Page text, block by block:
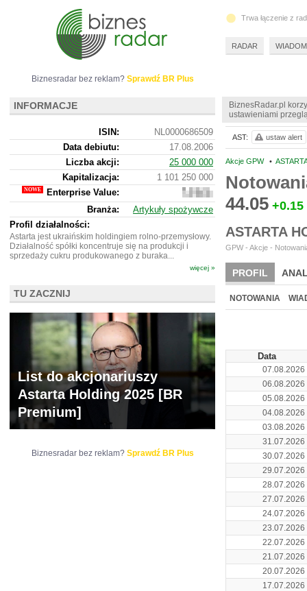
BiznesRadar.pl
ustawieniami
Akcje GPW •
44.05 +0.15
ASTARTA
GPW - Akcje -
PROFIL
BR LAB
NOTOWANIA
Data
07.08.2026
06.08.2026
05.08.2026
04.08.2026
03.08.2026
31.07.2026
30.07.2026
29.07.2026
28.07.2026
27.07.2026
24.07.2026
23.07.2026
22.07.2026
21.07.2026
20.07.2026
17.07.2026
AST: ustaw alert
Biznesradar bez reklam? Sprawdź BR Plus
INFORMACJE
ISIN:
NL0000686509
Data debiutu:
17.08.2006
Liczba akcji:
25 000 000
Kapitalizacja:
1 101 250 000
Enterprise Value:
037
664
Branża:
Artykuły spożywcze
Profil działalności:
Astarta jest ukraińskim holdingiem rolno-przemysłowy.
Działalność spółki koncentruje się na produkcji i
sprzedaży cukru produkowanego z buraka...
więcej »
TU ZACZNIJ
List do akcjonariuszy
Astarta Holding 2025 [BR
Premium]
Biznesradar bez reklam? Sprawdź BR Plus
Trwa łączenie z
RADAR